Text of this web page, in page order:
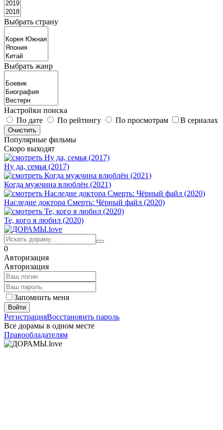
Выбрать страну
Выбрать жанр
Настройки поиска
По дате
По рейтингу По просмотрам В сериалах
Популярные фильмы
Скоро выходят
Ну да, семья (2017)
Когда мужчина влюблён (2021)
Наследие доктора Смерть: Чёрный файл (2020)
Те, кого я любил (2020)
0
Авторизация
Авторизация
Запомнить меня
Войти
РегистрацияВосстановить пароль
Все дорамы в одном месте
Правообладателям